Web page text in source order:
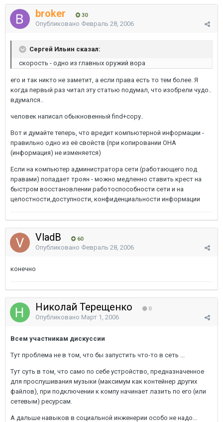
broker 30
Опубликовано Февраль 28, 2006
Сергей Ильин сказал:
скорость - одно из главных оружий вора
его и так никто не заметит, а если права есть то тем более. Я
когда первый раз читал эту статью подумал, что изобрели чудо..
вдумался..
человек написал обыкновенный find+copy..
Вот и думайте теперь, что вредит компьютерной информации -
правильно одно из её свойств (при копировании ОНА
(информация) не изменяется)
Если на компьютер администратора сети (работающего под
правами) попадает троян - можно медленно ставить крест на
быстром восстановлении работоспособности сети и на
целостности,доступности, конфиденциальности информации
VladB 60
Опубликовано Февраль 28, 2006
конечно
Николай Терещенко 0
Опубликовано Март 1, 2006
Всем участникам дискуссии
Тут проблема не в том, что бы запустить что-то в сеть ...
Тут суть в том, что само по себе устройство, предназначенное
для прослушивания музыки (максимум как контейнер других
файлов), при подключении к компу начинает лазить по его (или
сетевым) ресурсам.
А дальше навыков в социальной инженерии особо не надо...